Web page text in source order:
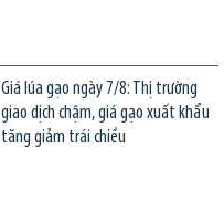
Giá lúa gạo ngày 7/8: Thị trường
giao dịch chậm, giá gạo xuất khẩu
tăng giảm trái chiều